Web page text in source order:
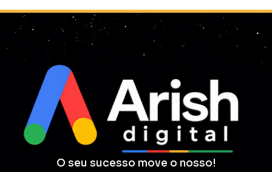
O seu sucesso move o nosso!